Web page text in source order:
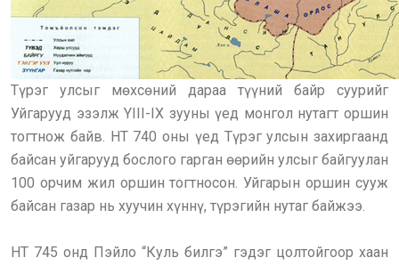
Түрэг улсыг мөхсөний дараа түүний байр суурийг
Уйгарууд эзэлж YIII-IX зууны үед монгол нутагт оршин
тогтнож байв. НТ 740 оны үед Түрэг улсын захиргаанд
байсан уйгарууд бослого гарган өөрийн улсыг байгуулан
100 орчим жил оршин тогтносон. Уйгарын оршин сууж
байсан газар нь хуучин хүннү, түрэгийн нутаг байжээ.
НТ 745 онд Пэйло “Куль билгэ” гэдэг цолтойгоор хаан